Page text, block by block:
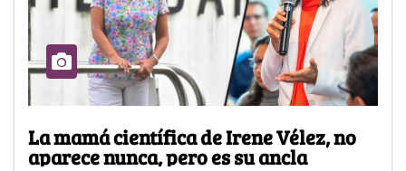
La mamá científica de Irene Vélez, no
aparece nunca, pero es su ancla